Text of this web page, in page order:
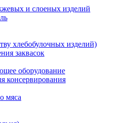
и слоеных изделий
хлебобулочных изделий)
заквасок
оборудование
консервирования
мяса